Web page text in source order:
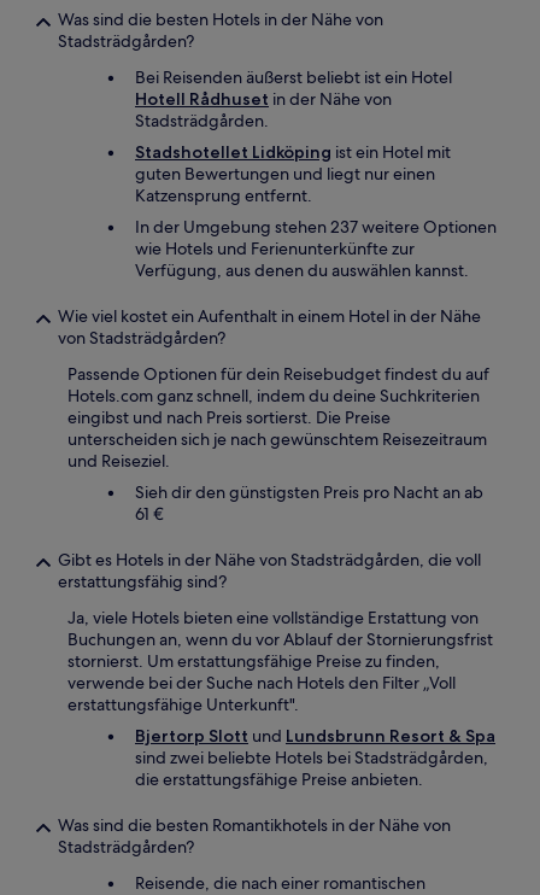
Was sind die besten Hotels in der Nähe von
Stadsträdgården?
Bei Reisenden äußerst beliebt ist ein Hotel
Hotell Rådhuset in der Nähe von
Stadsträdgården.
Stadshotellet Lidköping ist ein Hotel mit
guten Bewertungen und liegt nur einen
Katzensprung entfernt.
In der Umgebung stehen 237 weitere Optionen
wie Hotels und Ferienunterkünfte zur
Verfügung, aus denen du auswählen kannst.
Wie viel kostet ein Aufenthalt in einem Hotel in der Nähe
von Stadsträdgården?
Passende Optionen für dein Reisebudget findest du auf
Hotels.com ganz schnell, indem du deine Suchkriterien
eingibst und nach Preis sortierst. Die Preise
unterscheiden sich je nach gewünschtem Reisezeitraum
und Reiseziel.
Sieh dir den günstigsten Preis pro Nacht an ab
61 €
Gibt es Hotels in der Nähe von Stadsträdgården, die voll
erstattungsfähig sind?
Ja, viele Hotels bieten eine vollständige Erstattung von
Buchungen an, wenn du vor Ablauf der Stornierungsfrist
stornierst. Um erstattungsfähige Preise zu finden,
verwende bei der Suche nach Hotels den Filter „Voll
erstattungsfähige Unterkunft".
Bjertorp Slott und Lundsbrunn Resort & Spa
sind zwei beliebte Hotels bei Stadsträdgården,
die erstattungsfähige Preise anbieten.
Was sind die besten Romantikhotels in der Nähe von
Stadsträdgården?
Reisende, die nach einer romantischen